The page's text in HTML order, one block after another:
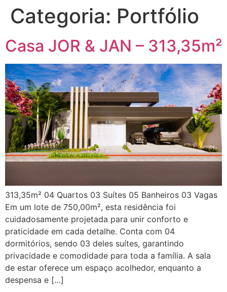
Categoria: Portfólio
Casa JOR & JAN – 313,35m²
313,35m² 04 Quartos 03 Suítes 05 Banheiros 03 Vagas
Em um lote de 750,00m², esta residência foi
cuidadosamente projetada para unir conforto e
praticidade em cada detalhe. Conta com 04
dormitórios, sendo 03 deles suítes, garantindo
privacidade e comodidade para toda a família. A sala
de estar oferece um espaço acolhedor, enquanto a
despensa e […]